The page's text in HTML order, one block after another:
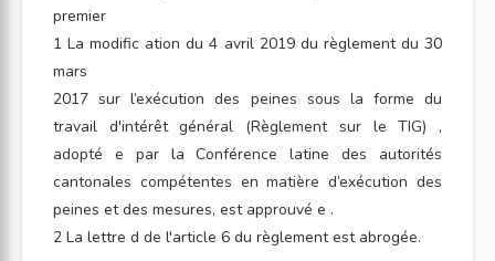
premier
1 La modific ation du 4 avril 2019 du règlement du 30
mars
2017 sur l’exécution des peines sous la forme du
travail d'intérêt général (Règlement sur le TIG) ,
adopté e par la Conférence latine des autorités
cantonales compétentes en matière d’exécution des
peines et des mesures, est approuvé e .
2 La lettre d de l'article 6 du règlement est abrogée.